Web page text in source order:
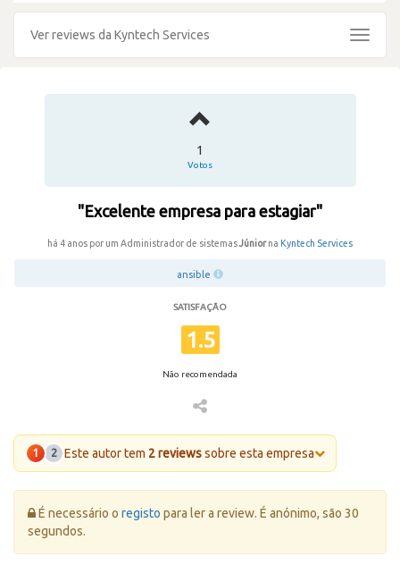
Ver reviews da Kyntech Services
Toggle
1
Votos
"Excelente empresa para estagiar"
há 4 anos por um Administrador de sistemasJúniorna Kyntech Services
ansible
SATISFAÇÃO
1.5
Não recomendada
1 2 Este autor tem 2 reviewssobre esta empresa
Erro:
É necessário o registo para ler a review. É anónimo, são 30
segundos.